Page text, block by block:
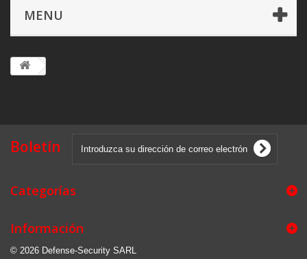
MENU
Boletín
Categorías
Información
© 2026 Defense-Security SARL